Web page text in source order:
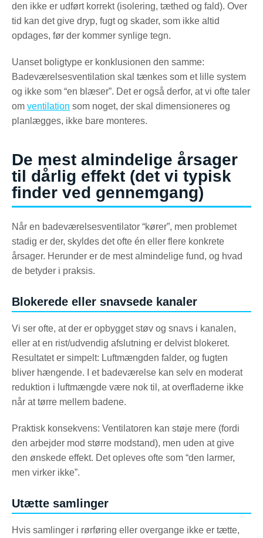
den ikke er udført korrekt (isolering, tæthed og fald). Over
tid kan det give dryp, fugt og skader, som ikke altid
opdages, før der kommer synlige tegn.
Uanset boligtype er konklusionen den samme:
Badeværelsesventilation skal tænkes som et lille system
og ikke som “en blæser”. Det er også derfor, at vi ofte taler
om ventilation som noget, der skal dimensioneres og
planlægges, ikke bare monteres.
De mest almindelige årsager
til dårlig effekt (det vi typisk
finder ved gennemgang)
Når en badeværelsesventilator “kører”, men problemet
stadig er der, skyldes det ofte én eller flere konkrete
årsager. Herunder er de mest almindelige fund, og hvad
de betyder i praksis.
Blokerede eller snavsede kanaler
Vi ser ofte, at der er opbygget støv og snavs i kanalen,
eller at en rist/udvendig afslutning er delvist blokeret.
Resultatet er simpelt: Luftmængden falder, og fugten
bliver hængende. I et badeværelse kan selv en moderat
reduktion i luftmængde være nok til, at overfladerne ikke
når at tørre mellem badene.
Praktisk konsekvens: Ventilatoren kan støje mere (fordi
den arbejder mod større modstand), men uden at give
den ønskede effekt. Det opleves ofte som “den larmer,
men virker ikke”.
Utætte samlinger
Hvis samlinger i rørføring eller overgange ikke er tætte,